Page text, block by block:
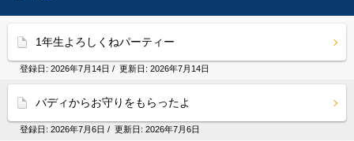
1年生よろしくねパーティー
登録日: 2026年7月14日 / 更新日: 2026年7月14日
バディからお守りをもらったよ
登録日: 2026年7月6日 / 更新日: 2026年7月6日